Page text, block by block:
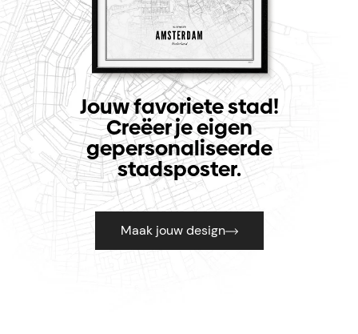
Jouw favoriete stad!
Creëer je eigen
gepersonaliseerde
stadsposter.
Maak jouw design